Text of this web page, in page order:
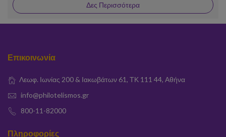
Δες Περισσότερα
Επικοινωνία
Λεωφ. Ιωνίας 200 & Ιακωβάτων 61, ΤΚ 111 44, Αθήνα
info@philotelismos.gr
800-11-82000
Πληροφορίες